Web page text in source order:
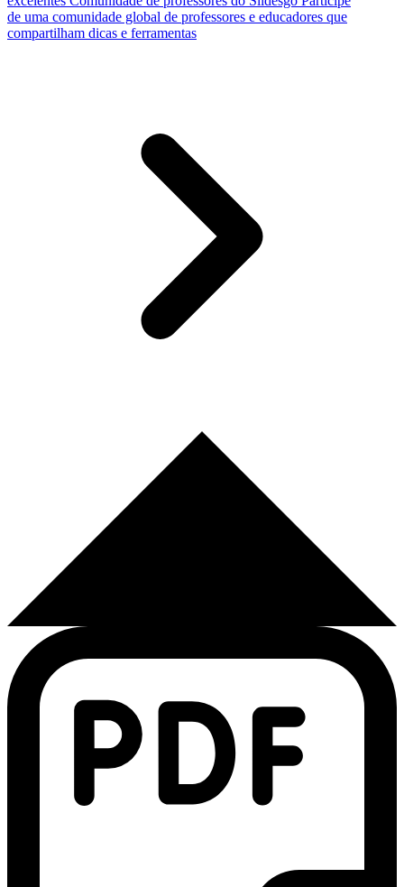
de uma comunidade global de professores e educadores que
compartilham dicas e ferramentas